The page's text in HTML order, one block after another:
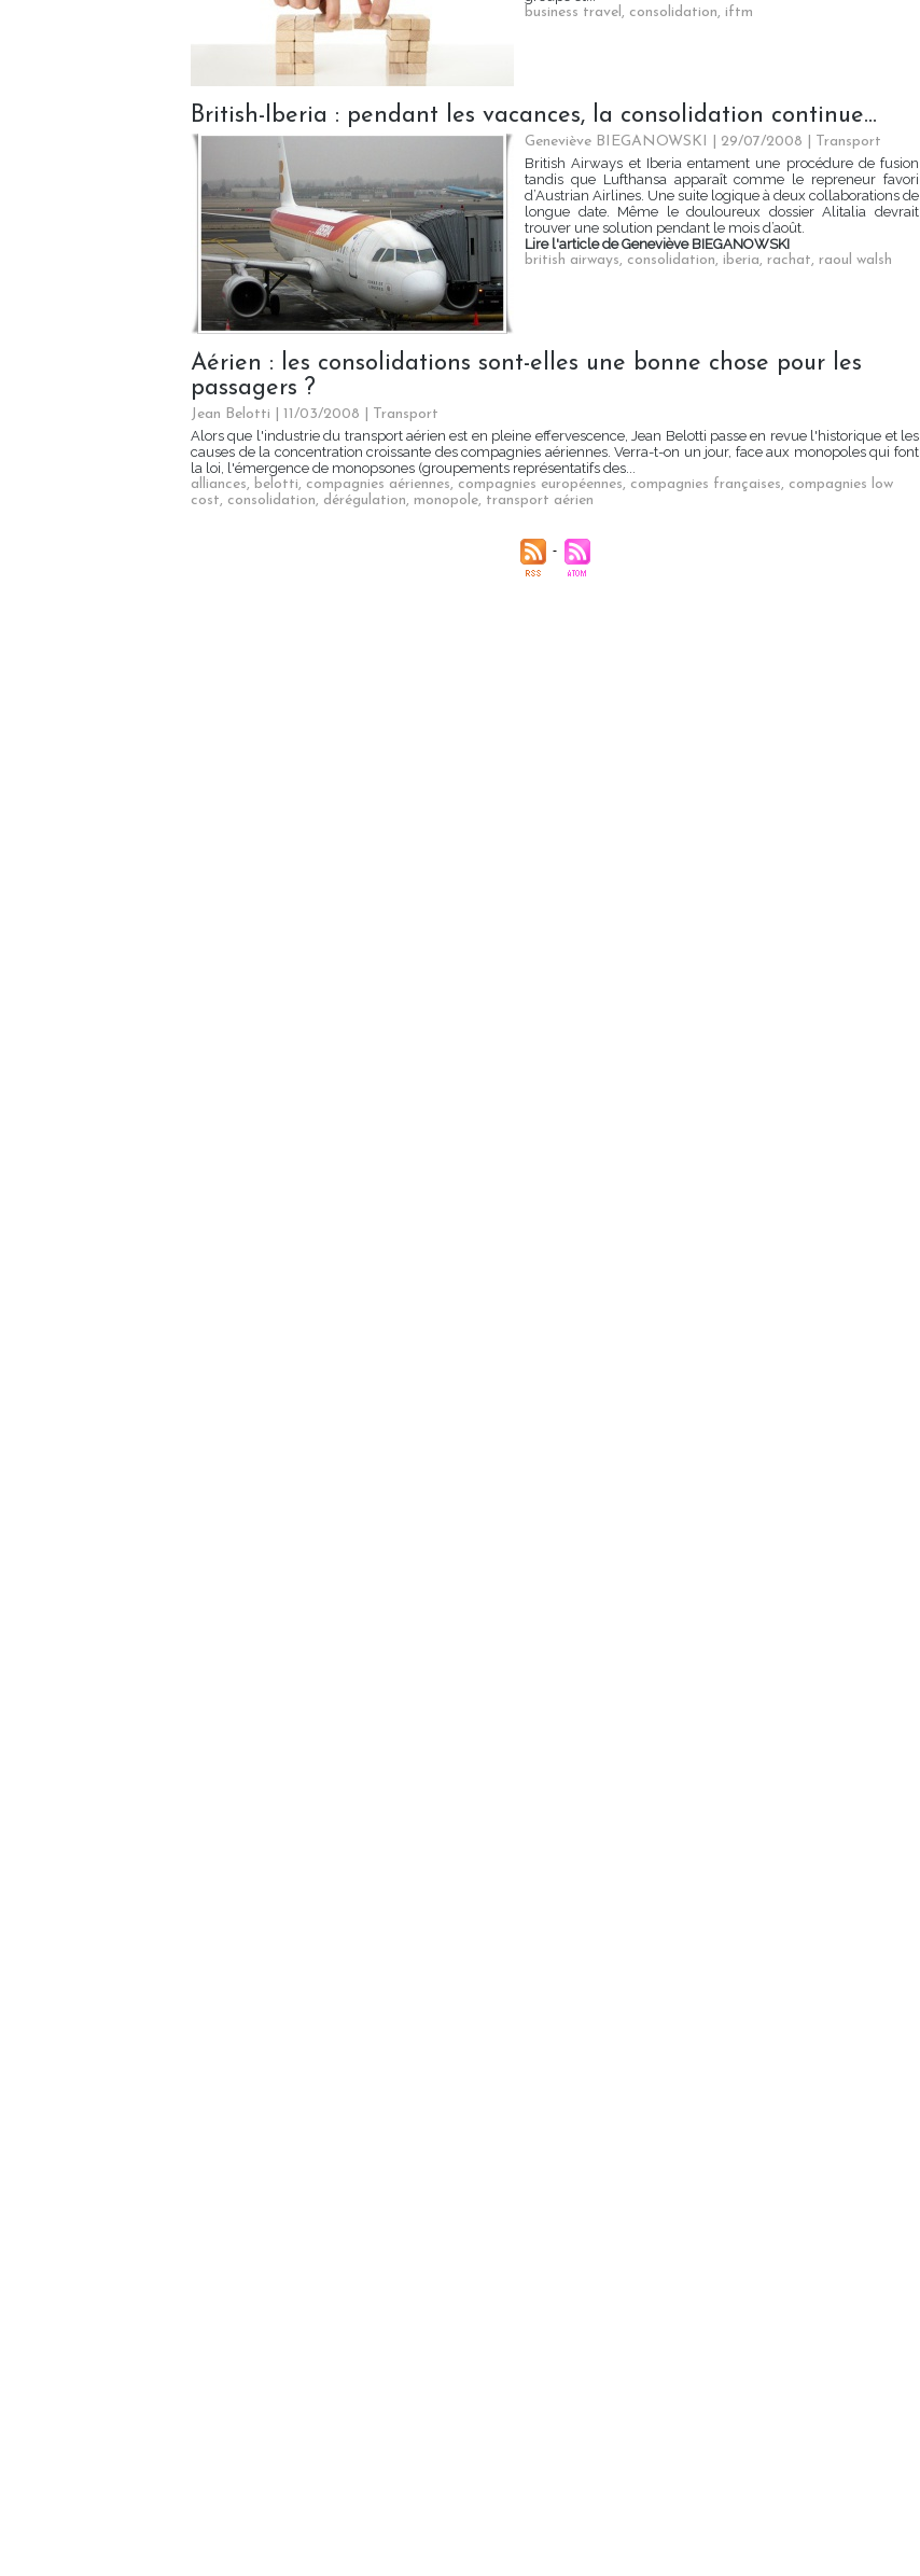
business travel, consolidation, iftm
British-Iberia : pendant les vacances, la consolidation continue...
Geneviève BIEGANOWSKI | 29/07/2008
Transport
British Airways et Iberia entament une procédure de fusion
tandis que Lufthansa apparaît comme le repreneur favori
d’Austrian Airlines. Une suite logique à deux collaborations de
longue date. Même le douloureux dossier Alitalia devrait
trouver une solution pendant le mois d’août.
Lire l'article de Geneviève BIEGANOWSKI
british airways, consolidation, iberia, rachat, raoul walsh
Aérien : les consolidations sont-elles une bonne chose pour les
passagers ?
Jean Belotti | 11/03/2008
Transport
Alors que l'industrie du transport aérien est en pleine effervescence, Jean Belotti passe en revue l'historique et les
causes de la concentration croissante des compagnies aériennes. Verra-t-on un jour, face aux monopoles qui font
la loi, l'émergence de monopsones (groupements représentatifs des...
alliances, belotti, compagnies aériennes, compagnies européennes, compagnies françaises, compagnies low
cost, consolidation, dérégulation, monopole, transport aérien